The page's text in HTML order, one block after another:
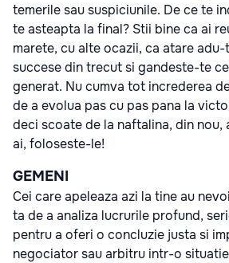
temerile sau suspiciunile. De ce te
te asteapta la final? Stii bine ca ai
marete, cu alte ocazii, ca atare
succese din trecut si gandeste-te
generat. Nu cumva tot increderea
de a evolua pas cu pas pana la
deci scoate de la naftalina, din nou,
ai, foloseste-le!
GEMENI
Cei care apeleaza azi la tine au
ta de a analiza lucrurile profund,
pentru a oferi o concluzie justa si
negociator sau arbitru intr-o